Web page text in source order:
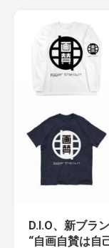
D.I.O、新ブラ
“自画自賛は自